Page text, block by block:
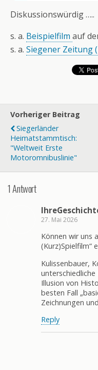
Diskussionswürdig …..
s. a. Beispielfilm auf
s. a. Siegener Zeitung
Vorheriger Beitrag
Siegerländer
Heimatstammtisch:
"Weltweit Erste
Motoromnibuslinie"
1 Antwort
27. Mai 2026
Können wir uns
(Kurz)Spielfilm“
Kulissenbauer,
Illusion von
besten Fall
Zeichnungen
Reply